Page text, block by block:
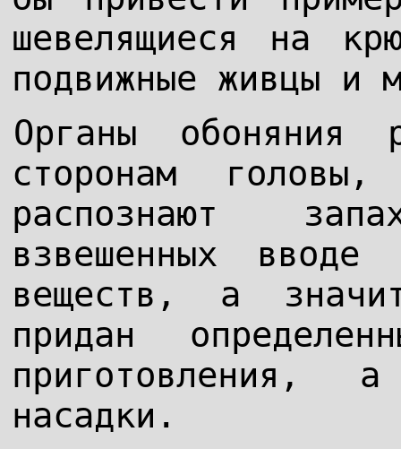
шевелящиеся на
подвижные живцы и
Органы
сторонам
распознают
взвешенных вводе
веществ, а
придан
приготовления,
насадки.